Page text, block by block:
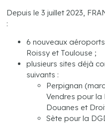
Depuis le 3 juillet 2023,
:
6 nouveaux
Roissy et Toulouse ;
plusieurs sites déjà
suivants :
Perpignan
Vendres pour
Douanes et
Sète pour la